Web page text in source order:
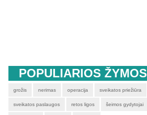
POPULIARIOS ŽYMOS
grožis nerimas operacija sveikatos priežiūra
sveikatos paslaugos retos ligos šeimos gydytojai